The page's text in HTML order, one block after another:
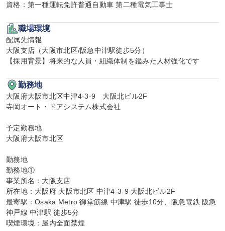
資格：第一種運転免許普通自動車 第二種電気工事士
職場環境
配属先情報
大阪支店（大阪市北区/阪急中津駅徒歩5分）
【採用背景】将来的な人員・組織体制を鑑みた人材強化です
勤務地
大阪府大阪市北区中津4-3-9　大阪北ビル2F
寺岡オート・ドアシステム株式会社
予定勤務地
大阪府大阪市北区
勤務地
勤務地①
事業所名：大阪支店
所在地：大阪府 大阪市北区 中津4-3-9 大阪北ビル2F
最寄駅：Osaka Metro 御堂筋線 中津駅 徒歩10分、阪急電鉄 阪急
神戸線 中津駅 徒歩5分
喫煙環境：屋内全面禁煙